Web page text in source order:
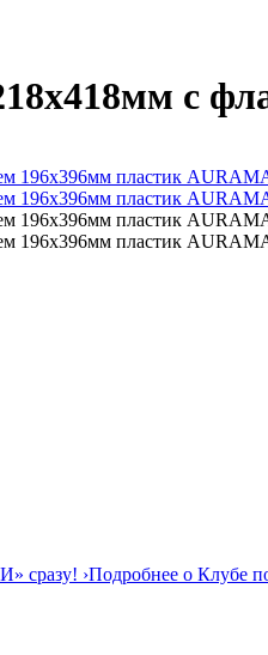
с
сразу! ›Подробнее о Клубе